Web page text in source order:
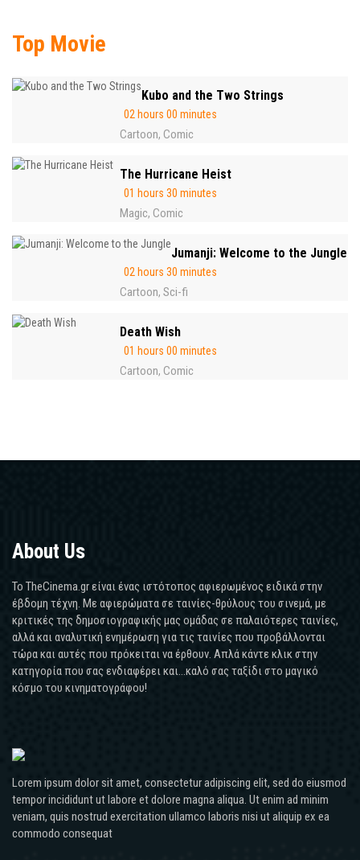
Top Movie
Kubo and the Two Strings
02 hours 00 minutes
Cartoon, Comic
The Hurricane Heist
01 hours 30 minutes
Magic, Comic
Jumanji: Welcome to the Jungle
02 hours 30 minutes
Cartoon, Sci-fi
Death Wish
01 hours 00 minutes
Cartoon, Comic
About Us
Το TheCinema.gr είναι ένας ιστότοπος αφιερωμένος ειδικά στην
έβδομη τέχνη. Με αφιερώματα σε ταινίες-θρύλους του σινεμά, με
κριτικές της δημοσιογραφικής μας ομάδας σε παλαιότερες ταινίες,
αλλά και αναλυτική ενημέρωση για τις ταινίες που προβάλλονται
τώρα και αυτές που πρόκειται να έρθουν. Απλά κάντε κλικ στην
κατηγορία που σας ενδιαφέρει και...καλό σας ταξίδι στο μαγικό
κόσμο του κινηματογράφου!
Lorem ipsum dolor sit amet, consectetur adipiscing elit, sed do eiusmod
tempor incididunt ut labore et dolore magna aliqua. Ut enim ad minim
veniam, quis nostrud exercitation ullamco laboris nisi ut aliquip ex ea
commodo consequat